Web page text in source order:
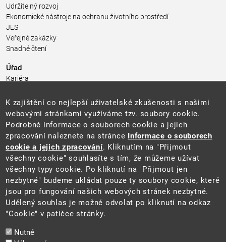
Udržitelný rozvoj
Ekonomické nástroje na ochranu životního prostředí
JES
Veřejné zakázky
Snadné čtení
Úřad
Kariéra
Pro média a veřejnost
Povinně zveřejňované informace
Kontakty
Přistupnost budovy úřadu MŽP
(PDF, 204 kB)
Web
Aktuality
Ochrana osobních údajů
Prohlášení o přístupnosti
Zásady používání cookies
Mapa webu
K zajištění co nejlepší uživatelské zkušenosti s našimi
webovými stránkami využíváme tzv. soubory cookie.
Podrobné informace o souborech cookie a jejich
zpracování naleznete na stránce Informace o souborech
cookie a jejich zpracování. Kliknutím na "Přijmout
všechny cookie" souhlasíte s tím, že můžeme užívat
všechny typy cookie. Po kliknutí na "Přijmout jen
nezbytné" budeme ukládat pouze ty soubory cookie, které
jsou pro fungování našich webových stránek nezbytné.
Udělený souhlas je možné odvolat po kliknutí na odkaz
"Cookie" v patičce stránky.
Nutné